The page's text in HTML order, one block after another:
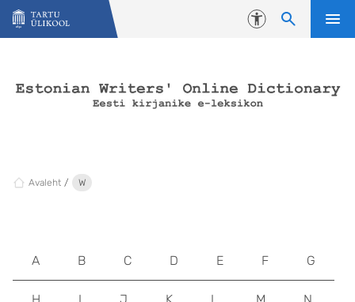
Liigu edasi põhisisu juurde
Juurdepääsetavus
Avaleht W
A B C D E F G